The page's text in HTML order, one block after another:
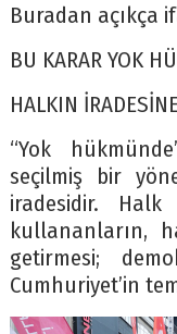
Buradan açıkça
BU KARAR YOK
HALKIN
“Yok
seçilmiş bir
iradesidir.
kullananların,
getirmesi;
Cumhuriyet’in